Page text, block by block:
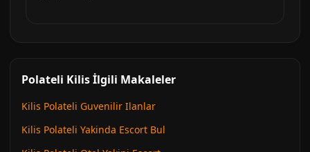
Polateli Kilis İlgili Makaleler
Kilis Polateli Guvenilir Ilanlar
Kilis Polateli Yakinda Escort Bul